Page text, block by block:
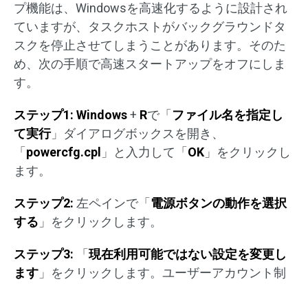
プ機能は、Windowsを高速化するように設計され
ていますが、タスクホストがバックグラウンドタ
スクを停止させてしまうことがあります。そのた
め、次の手順で高速スタートアップをオフにしま
す。
ステップ1: Windows+ Rで「 ファイル名を指定し
て実行」ダイアログボックスを開き、
「 powercfg.cpl 」と入力して「 OK 」をクリックし
ます。
ステップ2: 左ペインで「 電源ボタンの動作を選択
する 」をクリックします。
ステップ3: 「 現在利用可能ではない設定を変更し
ます 」をクリックします。ユーザーアカウント制